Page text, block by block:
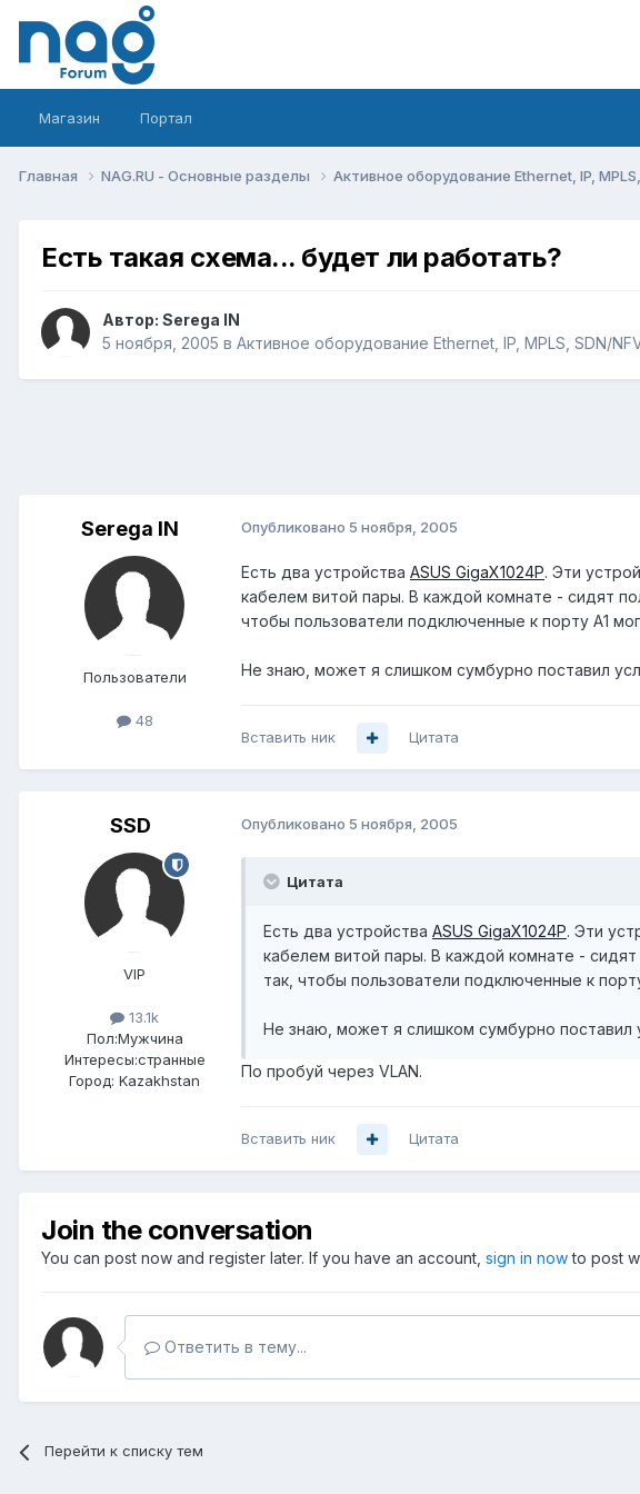
Магазин Портал
Главная NAG.RU - Основные разделы Активное оборудование Ethernet, IP, MPLS,
Есть такая схема... будет ли работать?
Автор: Serega IN
5 ноября, 2005 в Активное оборудование Ethernet, IP, MPLS, SDN/
Serega IN
Пользователи
48
Опубликовано 5 ноября, 2005
Есть два устройства ASUS GigaX1024P. Эти
кабелем витой пары. В каждой комнате - сидят
чтобы пользователи подключенные к порту А1
Не знаю, может я слишком сумбурно поставил
Вставить ник Цитата
SSD
VIP
13.1k
Пол:Мужчина
Интересы:странные
Город: Kazakhstan
Опубликовано 5 ноября, 2005
Цитата
Есть два устройства ASUS GigaX1024P. Эти
кабелем витой пары. В каждой комнате -
так, чтобы пользователи подключенные к
Не знаю, может я слишком сумбурно поставил
По пробуй через VLAN.
Вставить ник Цитата
Join the conversation
You can post now and register later. If you have an account, sign in nowto post
Ответить в тему...
Перейти к списку тем